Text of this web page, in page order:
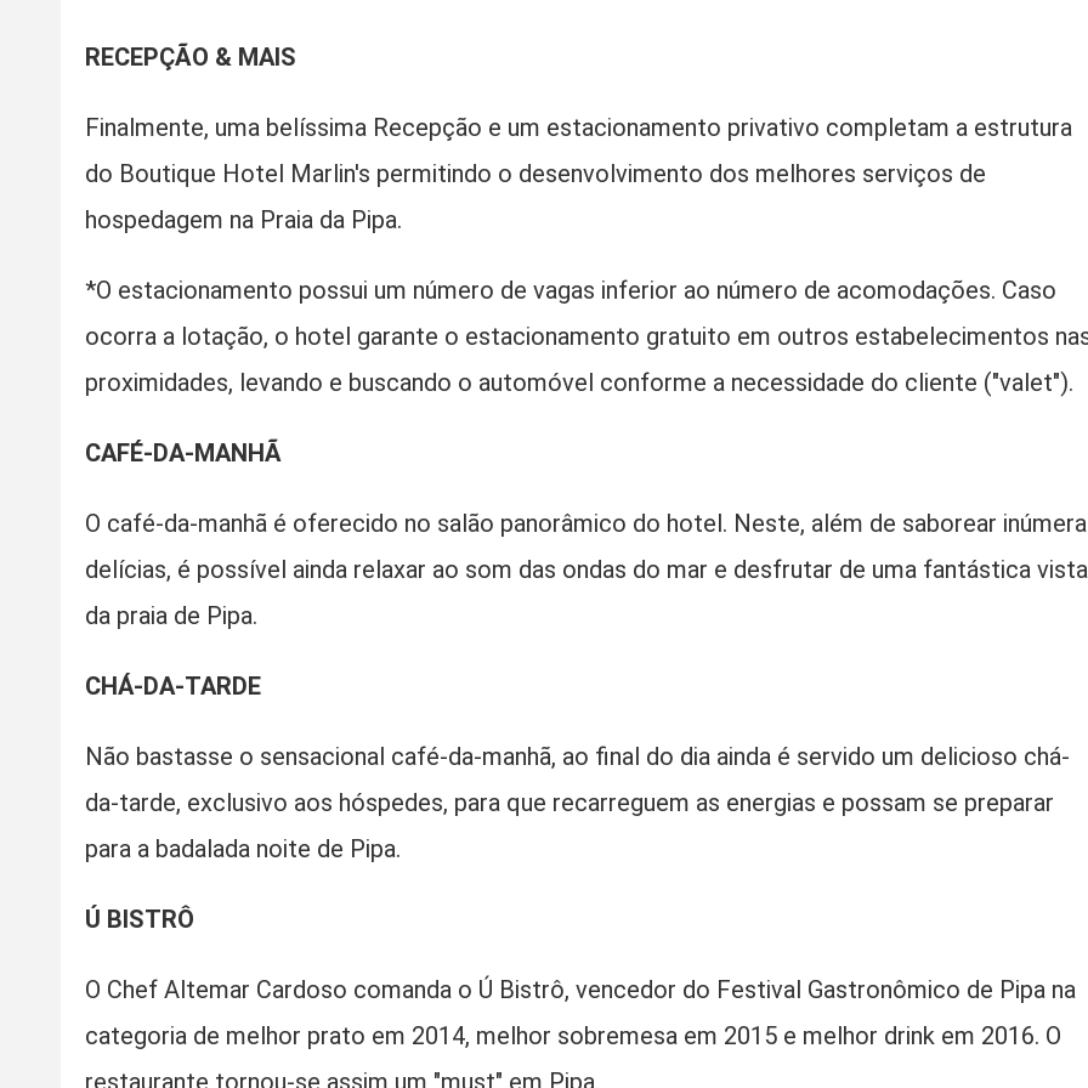
RECEPÇÃO & MAIS
Finalmente, uma belíssima Recepção e um estacionamento privativo completam a estrutura
do Boutique Hotel Marlin's permitindo o desenvolvimento dos melhores serviços de
hospedagem na Praia da Pipa.
*O estacionamento possui um número de vagas inferior ao número de acomodações. Caso
ocorra a lotação, o hotel garante o estacionamento gratuito em outros estabelecimentos
proximidades, levando e buscando o automóvel conforme a necessidade do cliente ("valet").
CAFÉ-DA-MANHÃ
O café-da-manhã é oferecido no salão panorâmico do hotel. Neste, além de saborear
delícias, é possível ainda relaxar ao som das ondas do mar e desfrutar de uma fantástica vista
da praia de Pipa.
CHÁ-DA-TARDE
Não bastasse o sensacional café-da-manhã, ao final do dia ainda é servido um delicioso chá-
da-tarde, exclusivo aos hóspedes, para que recarreguem as energias e possam se preparar
para a badalada noite de Pipa.
Ú BISTRÔ
O Chef Altemar Cardoso comanda o Ú Bistrô, vencedor do Festival Gastronômico de Pipa na
categoria de melhor prato em 2014, melhor sobremesa em 2015 e melhor drink em 2016. O
restaurante tornou-se assim um "must" em Pipa.